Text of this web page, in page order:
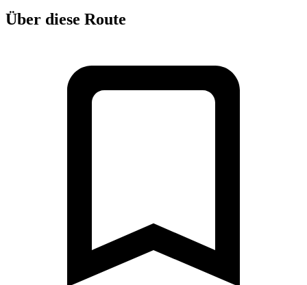
Über diese Route